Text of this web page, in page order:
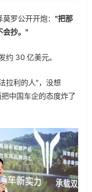
罗公开开炮： "把那
会抄。"
约 30 亿美元。
拉利的人"，没想
中国车企的态度炸了